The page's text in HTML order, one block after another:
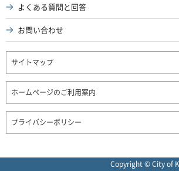
よくある質問と回答
お問い合わせ
サイトマップ
ホームページのご利用案内
プライバシーポリシー
Copyright © City of